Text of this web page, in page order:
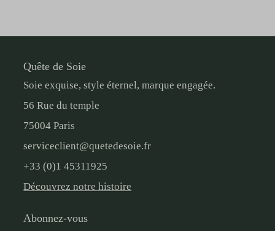
Quête de Soie
Soie exquise, style éternel, marque engagée.
56 Rue du temple
75004 Paris
serviceclient@quetedesoie.fr
+33 (0)1 45311925
Découvrez notre histoire
Abonnez-vous